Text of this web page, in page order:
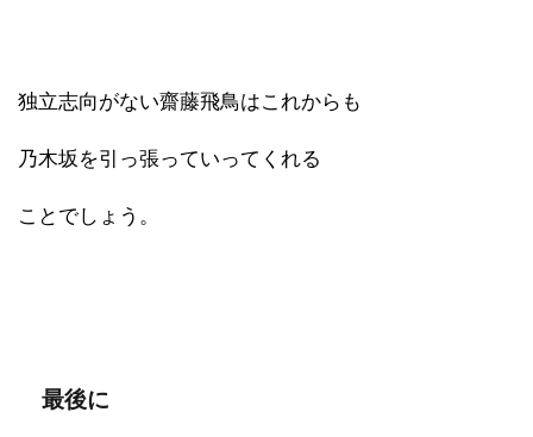
独立志向がない齋藤飛鳥はこれからも
乃木坂を引っ張っていってくれる
ことでしょう。
最後に